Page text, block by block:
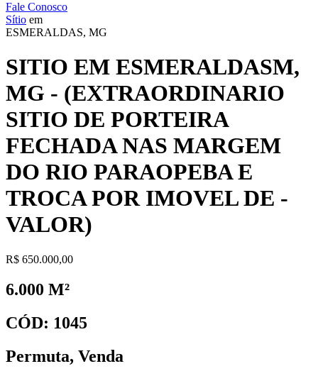
Fale Conosco
Sítio em
ESMERALDAS, MG
SITIO EM ESMERALDASM,
MG - (EXTRAORDINARIO
SITIO DE PORTEIRA
FECHADA NAS MARGEM
DO RIO PARAOPEBA E
TROCA POR IMOVEL DE -
VALOR)
R$ 650.000,00
6.000 M²
CÓD: 1045
Permuta, Venda